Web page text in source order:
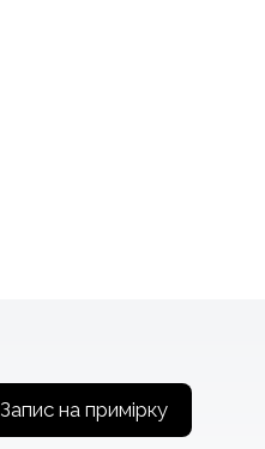
Запис на примірку